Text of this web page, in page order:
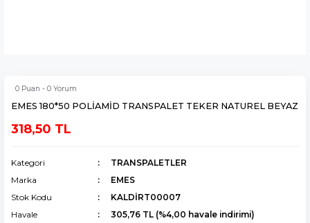
0 Puan - 0 Yorum
EMES 180*50 POLİAMİD TRANSPALET TEKER NATUREL BEYAZ
318,50 TL
Kategori
TRANSPALETLER
Marka
EMES
Stok Kodu
KALDİRT00007
Havale
305,76 TL (%4,00 havale indirimi)